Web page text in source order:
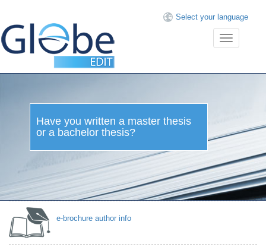
Select your language
Toggle
navigation
Have you written a master thesis
or a bachelor thesis?
e-brochure author info